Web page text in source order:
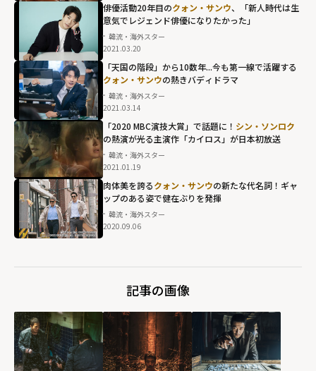
俳優活動20年目のクォン・サンウ、「新人時代は生
意気でレジェンド俳優になりたかった」
韓流・海外スター
2021.03.20
「天国の階段」から10数年...今も第一線で活躍する
クォン・サンウの熱きバディドラマ
韓流・海外スター
2021.03.14
「2020 MBC演技大賞」で話題に！ シン・ソンロク
の熱演が光る主演作「カイロス」が日本初放送
韓流・海外スター
2021.01.19
肉体美を誇るクォン・サンウの新たな代名詞！ギャ
ップのある姿で健在ぶりを発揮
韓流・海外スター
2020.09.06
記事の画像